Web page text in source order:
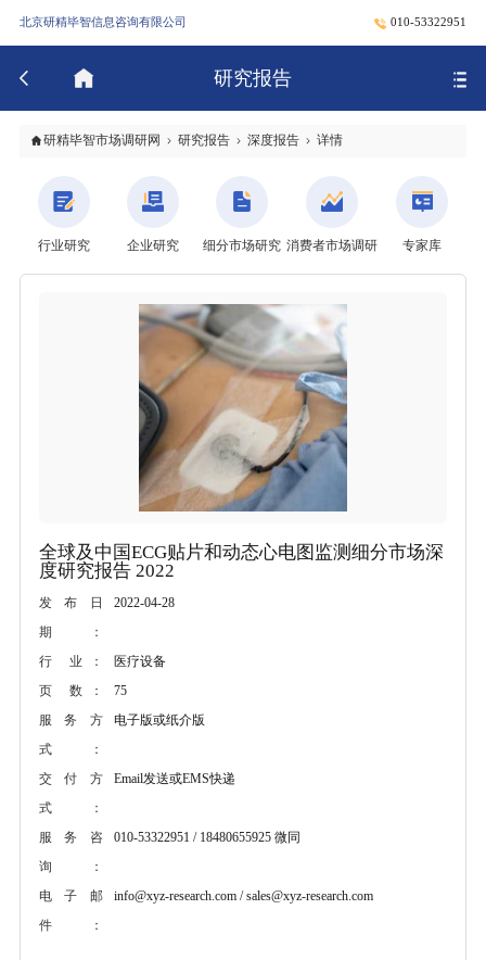
北京研精毕智信息咨询有限公司 010-53322951
研究报告
研精毕智市场调研网 研究报告 深度报告 详情
行业研究 企业研究 细分市场研究 消费者市场调研 专家库
全球及中国ECG贴片和动态心电图监测细分市场深
度研究报告 2022
发布日
期：
2022-04-28
行 业：
医疗设备
页 数：
75
服务方
式：
电子版或纸介版
交付方
式：
Email发送或EMS快递
服务咨
询：
010-53322951 / 18480655925 微同
电子邮
件：
info@xyz-research.com / sales@xyz-research.com